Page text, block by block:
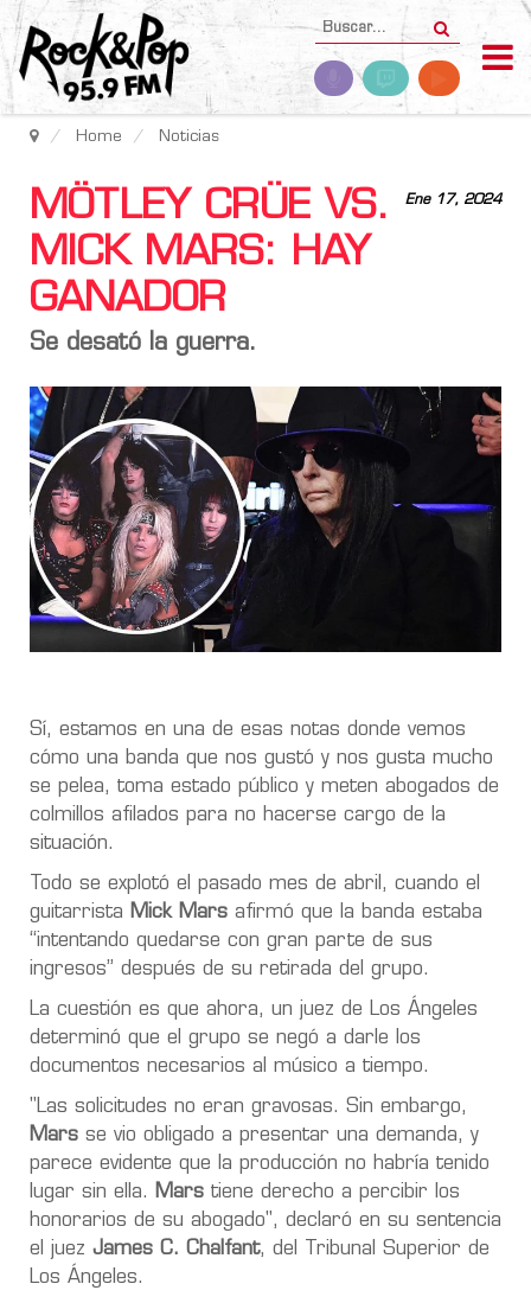
Home Noticias
Ene 17, 2024
MÖTLEY CRÜE VS.
MICK MARS: HAY
GANADOR
Se desató la guerra.
Sí, estamos en una de esas notas donde vemos
cómo una banda que nos gustó y nos gusta mucho
se pelea, toma estado público y meten abogados de
colmillos afilados para no hacerse cargo de la
situación.
Todo se explotó el pasado mes de abril, cuando el
guitarrista
Mick Mars afirmó que la banda estaba
“intentando quedarse con gran parte de sus
ingresos” después de su retirada del grupo.
La cuestión es que ahora, un juez de Los Ángeles
determinó que el grupo se negó a darle los
documentos necesarios al músico a tiempo.
"Las solicitudes no eran gravosas. Sin embargo,
Mars se vio obligado a presentar una demanda, y
parece evidente que la producción no habría tenido
lugar sin ella.
Mars tiene derecho a percibir los
honorarios de su abogado", declaró en su sentencia
el juez James C. Chalfant, del Tribunal Superior de
Los Ángeles.